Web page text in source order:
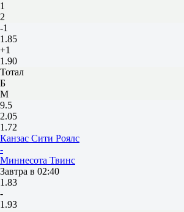
1
2
-1
1.85
+1
1.90
Тотал
Б
М
9.5
2.05
1.72
Канзас Сити Роялс
-
Миннесота Твинс
Завтра в 02:40
1.83
-
1.93